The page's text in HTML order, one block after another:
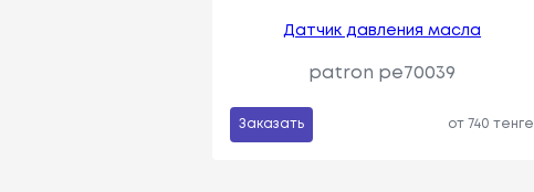
Датчик давления масла
patron pe70039
Заказать от 740 тенге